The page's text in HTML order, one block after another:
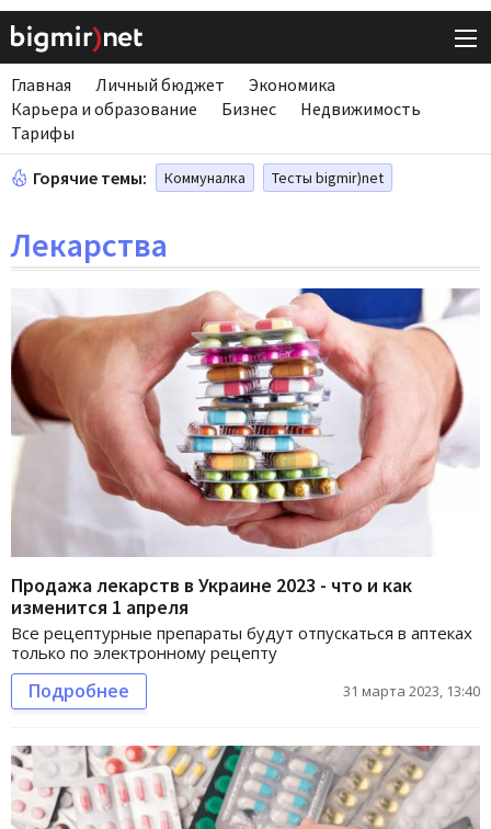
Главная Личный бюджет
Экономика
Карьера и образование
Бизнес
Недвижимость
Тарифы
Горячие темы: Коммуналка Тесты bigmir)net
Лекарства
Продажа лекарств в Украине 2023 - что и как
изменится 1 апреля
Все рецептурные препараты будут отпускаться в аптеках
только по электронному рецепту
Подробнее 31 марта 2023, 13:40